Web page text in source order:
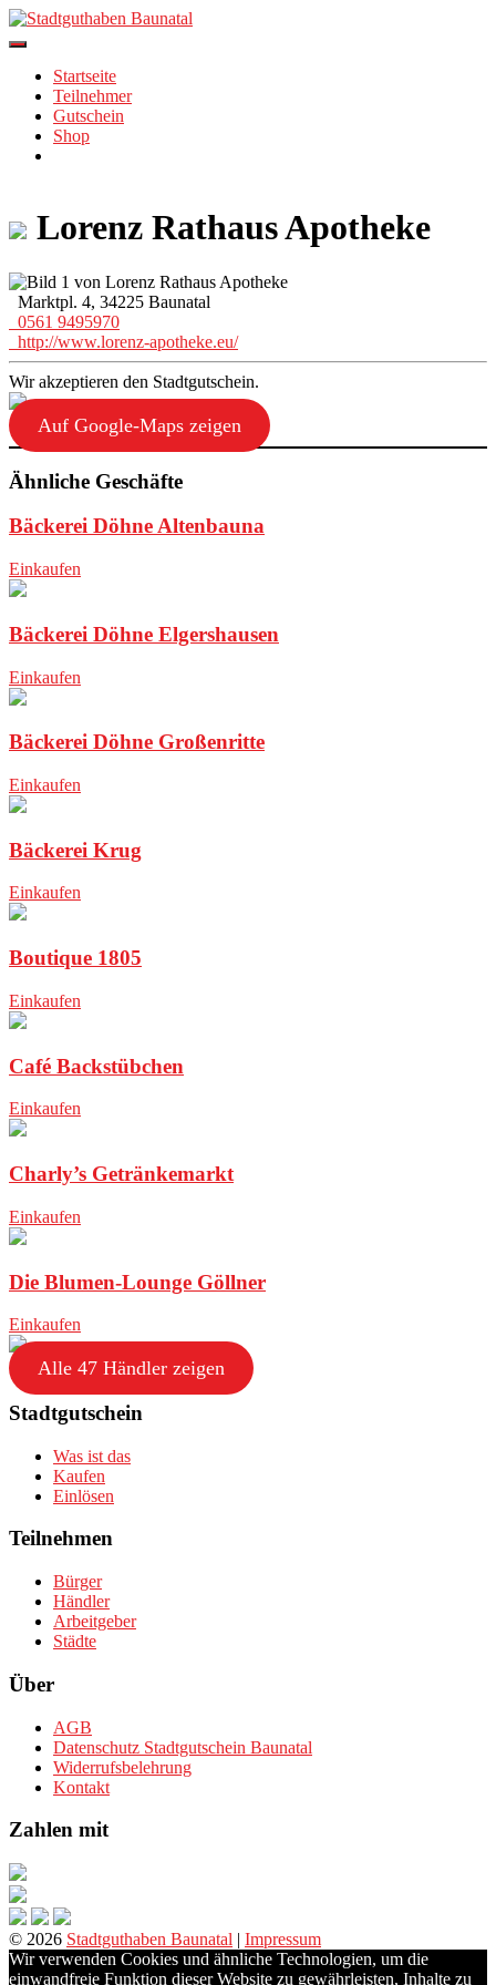
Skip
to
Startseite
Teilnehmer
Gutschein
Shop
Lorenz Rathaus Apotheke
Marktpl. 4, 34225 Baunatal
0561 9495970
http://www.lorenz-apotheke.eu/
Wir akzeptieren den Stadtgutschein.
Auf Google-Maps zeigen
Ähnliche Geschäfte
Bäckerei Döhne Altenbauna
Einkaufen
Bäckerei Döhne Elgershausen
Einkaufen
Bäckerei Döhne Großenritte
Einkaufen
Bäckerei Krug
Einkaufen
Boutique 1805
Einkaufen
Café Backstübchen
Einkaufen
Charly’s Getränkemarkt
Einkaufen
Die Blumen-Lounge Göllner
Einkaufen
Alle 47 Händler zeigen
Stadtgutschein
Was ist das
Kaufen
Einlösen
Teilnehmen
Bürger
Händler
Arbeitgeber
Städte
Über
AGB
Datenschutz Stadtgutschein Baunatal
Widerrufsbelehrung
Kontakt
Zahlen mit
© 2026 Stadtguthaben Baunatal | Impressum
Wir verwenden Cookies und ähnliche Technologien, um die
einwandfreie Funktion dieser Website zu gewährleisten, Inhalte zu